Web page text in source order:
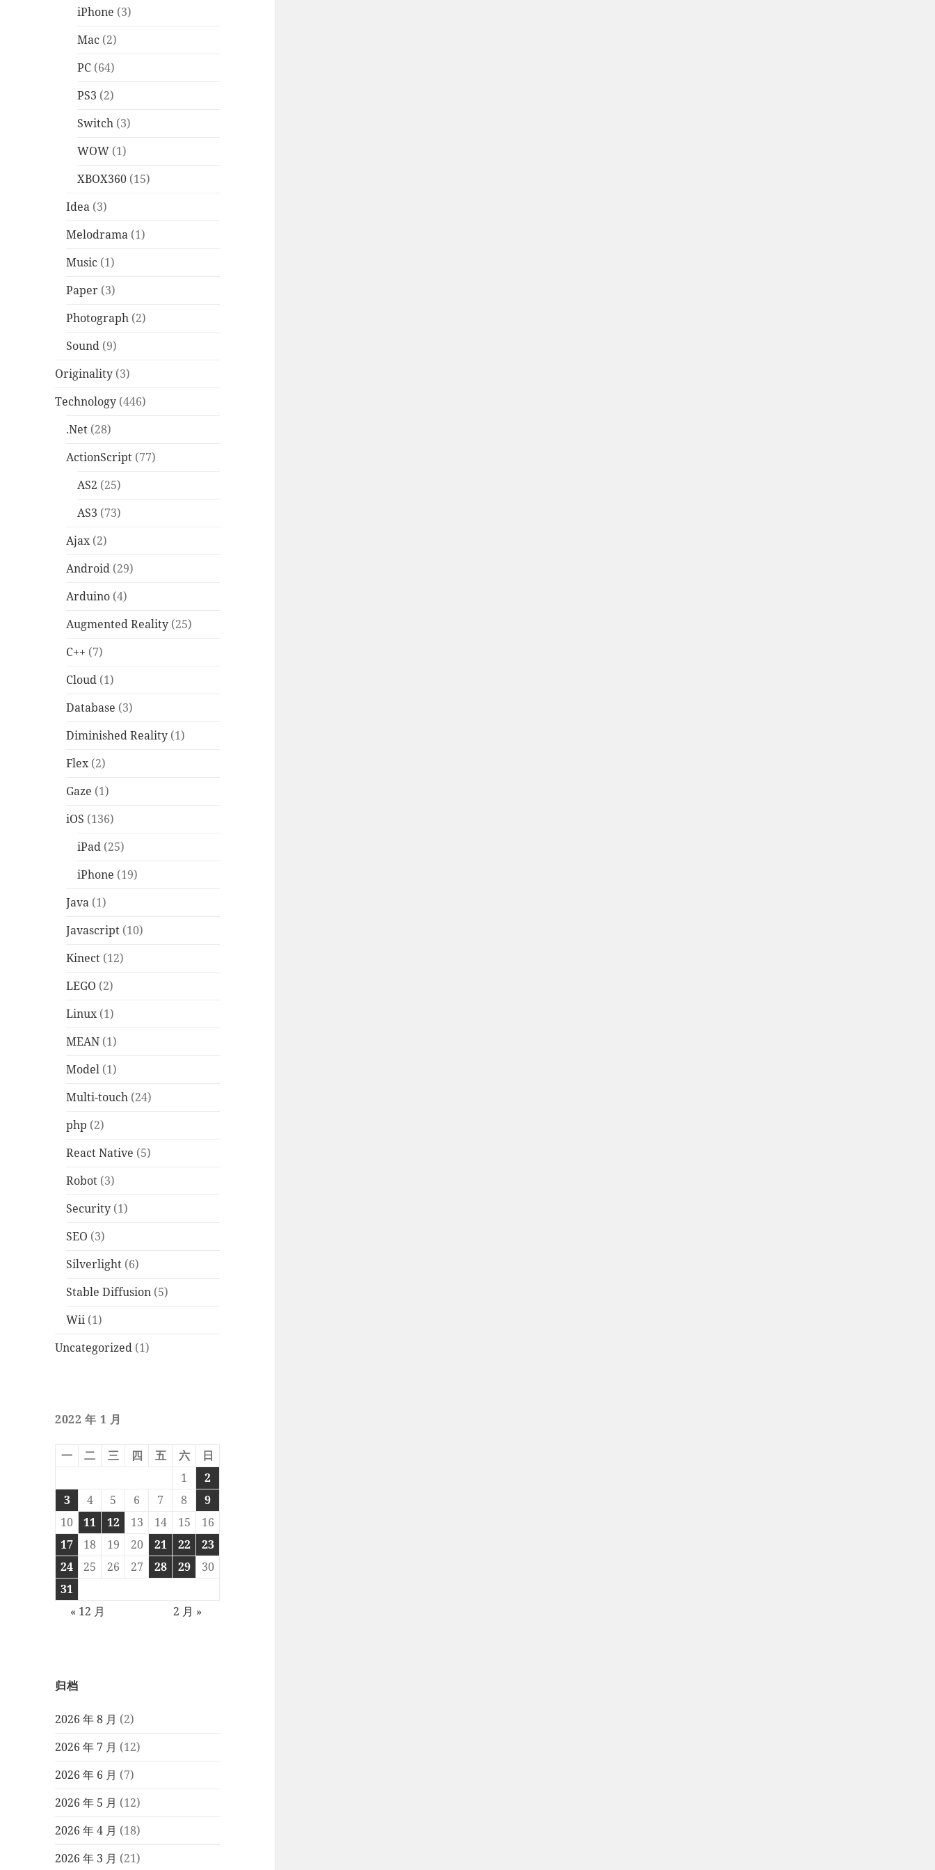
iPhone (3)
Mac (2)
PC (64)
PS3 (2)
Switch (3)
WOW (1)
XBOX360 (15)
Idea (3)
Melodrama (1)
Music (1)
Paper (3)
Photograph (2)
Sound (9)
Originality (3)
Technology (446)
.Net (28)
ActionScript (77)
AS2 (25)
AS3 (73)
Ajax(2)
Android (29)
Arduino (4)
Augmented Reality (25)
C++ (7)
Cloud (1)
Database (3)
Diminished Reality (1)
Flex(2)
Gaze (1)
iOS (136)
iPad (25)
iPhone (19)
Java (1)
Javascript (10)
Kinect (12)
LEGO (2)
Linux(1)
MEAN (1)
Model (1)
Multi-touch (24)
php (2)
React Native (5)
Robot (3)
Security (1)
SEO (3)
Silverlight (6)
Stable Diffusion (5)
Wii (1)
Uncategorized (1)
2022 年 1 月
一 二 三 四 五 六
日
1
2
3
4 5 6 7 8
9
10
11 12 13 14 15
16
17
18 19 20 21 22
23
24
25 26 27 28 29
30
31
« 12 月
2 月 »
归档
2026 年 8 月 (2)
2026 年 7 月 (12)
2026 年 6 月 (7)
2026 年 5 月 (12)
2026 年 4 月 (18)
2026 年 3 月 (21)